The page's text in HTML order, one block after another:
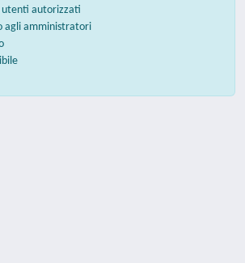
autorizzati
agli amministratori